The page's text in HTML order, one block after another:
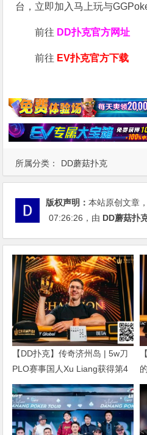
所属分类： DD蘑菇扑克
台，立即加入马上玩与
前往 DD扑克官方网址
前往 EV扑克官方下载
版权声明：本站原创文章
07:26:26 ，由 DD蘑菇扑
【DD扑克】传奇济州岛 | 5w刀
PLO赛事国人Xu Liang获得第4
名，匈牙利Gergo Nagy夺冠